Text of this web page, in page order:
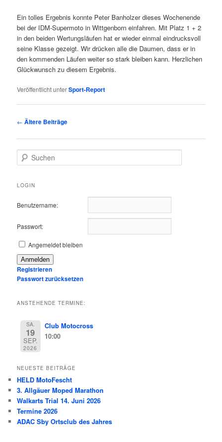
Ein tolles Ergebnis konnte Peter Banholzer dieses Wochenende
bei der IDM-Supermoto in Wittgenborn einfahren. Mit Platz 1 + 2
in den beiden Wertungsläufen hat er wieder einmal eindrucksvoll
seine Klasse gezeigt. Wir drücken alle die Daumen, dass er in
den kommenden Läufen weiter so stark bleiben kann. Herzlichen
Glückwunsch zu diesem Ergebnis.
Veröffentlicht unterSport-Report
Beitrags-
← Ältere Beiträge
u
h
n
LOGIN
Benutzername:
Passwort:
Angemeldet bleiben
Anmelden
Registrieren
Passwort zurücksetzen
ANSTEHENDE TERMINE:
SA.
19
SEP.
2026
Club Motocross
10:00
NEUESTE BEITRÄGE
HELD MotoFescht
3. Allgäuer Moped Marathon
Walkarts Trial 14. Juni 2026
Termine 2026
ADAC Sby Ortsclub des Jahres